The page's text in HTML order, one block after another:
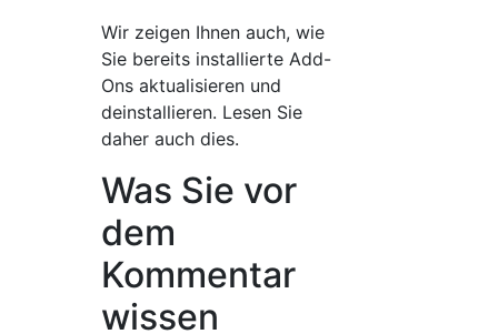
Wir zeigen Ihnen auch, wie
Sie bereits installierte Add-
Ons aktualisieren und
deinstallieren. Lesen Sie
daher auch dies.
Was Sie vor
dem
Kommentar
wissen